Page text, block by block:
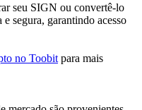
seu SIGN ou convertê-lo
segura, garantindo acesso
no Toobit para mais